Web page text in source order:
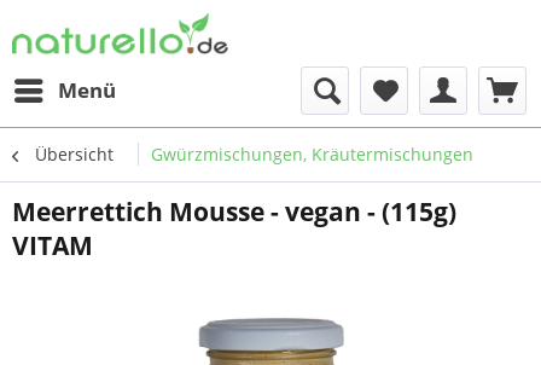
Menü
Übersicht Gwürzmischungen, Kräutermischungen
Meerrettich Mousse - vegan - (115g)
VITAM